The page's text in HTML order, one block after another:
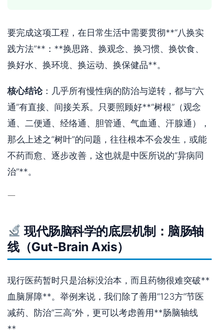
要完成这项工程，在日常生活中需要贯彻**“八换实
践方法”**：**换思路、换观念、换习惯、换饮食、
换好水、换环境、换运动、换保健品**。
核心结论：几乎所有慢性病的防治与逆转，都与“六
通”有直接、间接关系。只要照顾好**“树根”（观念
通、二便通、经络通、胆管通、气血通、汗腺通），
那么上述之“树叶”的问题，往往根本不会发生，或能
不药而愈、逐步改善，这也就是中医所说的“异病同
治”**。
—
现代肠脑科学的底层机制：脑肠轴
线（Gut-Brain Axis）
现行医药暂时只是治标没治本，而且药物很难突破**
血脑屏障**。举例来说，我们除了善用“123方”节医
减药、防治“三高”外，更可以考虑善用**肠脑轴线